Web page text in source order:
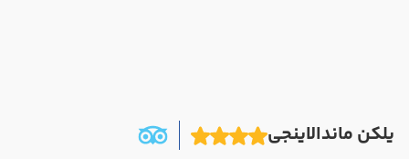
یلکن ماندالاینجی